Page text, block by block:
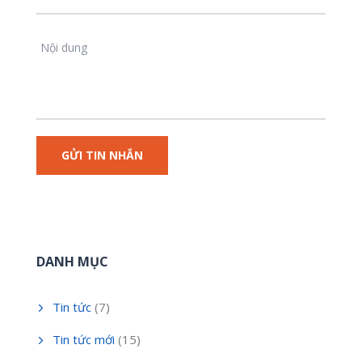
DANH MỤC
Tin tức (7)
Tin tức mới (15)